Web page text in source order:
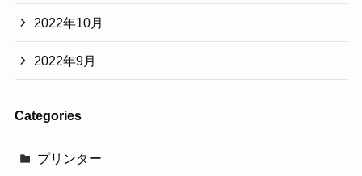
2022年10月
2022年9月
Categories
プリンター